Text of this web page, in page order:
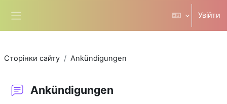
Увійти
Сторінки сайту Ankündigungen
Ankündigungen